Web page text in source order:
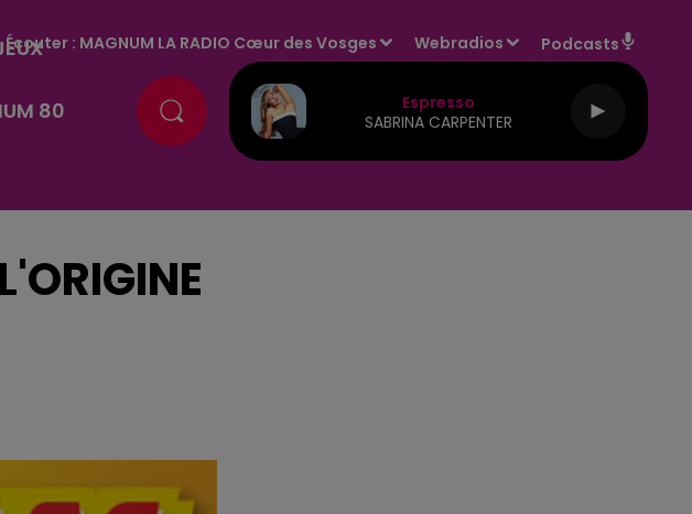
80
Écouter : MAGNUM LA RADIO Cœur des Vosges Webradios Podcasts
Espresso
SABRINA CARPENTER